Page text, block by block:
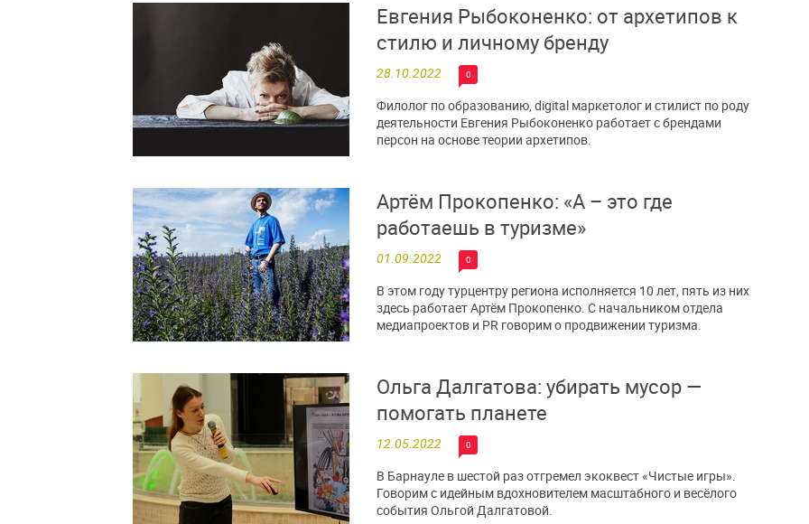
Евгения Рыбоконенко: от архетипов к
стилю и личному бренду
28.10.2022 0
Филолог по образованию, digital маркетолог и стилист по роду
деятельности Евгения Рыбоконенко работает с брендами
персон на основе теории архетипов.
Артём Прокопенко: «А – это где
работаешь в туризме»
01.09.2022 0
В этом году турцентру региона исполняется 10 лет, пять из них
здесь работает Артём Прокопенко. С начальником отдела
медиапроектов и PR говорим о продвижении туризма.
Ольга Далгатова: убирать мусор —
помогать планете
12.05.2022 0
В Барнауле в шестой раз отгремел экоквест «Чистые игры».
Говорим с идейным вдохновителем масштабного и весёлого
события Ольгой Далгатовой.